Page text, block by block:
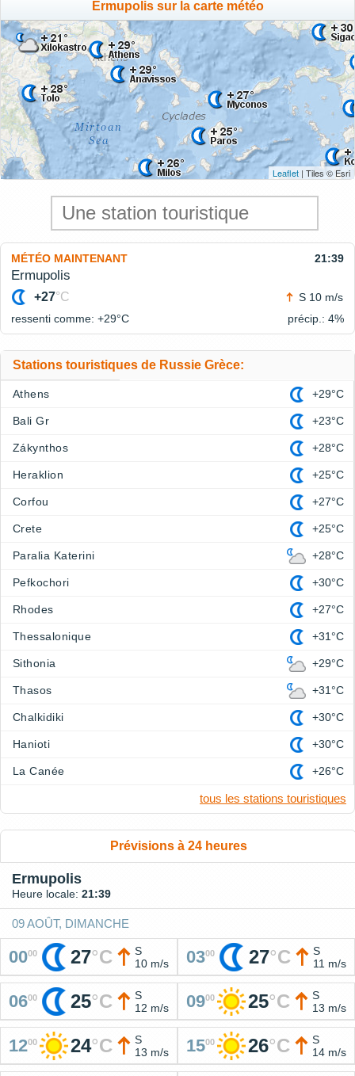
Ermupolis sur la carte météo
Leaflet | Tiles © Esri
MÉTÉO MAINTENANT 21:39
Ermupolis
+27°C
S 10 m/s
ressenti comme: +29°C précip.: 4%
Stations touristiques de Russie Grèce:
Athens +29°C
Bali Gr +23°C
Zákynthos +28°C
Heraklion +25°C
Corfou +27°C
Crete +25°C
Paralia Katerini +28°C
Pefkochori +30°C
Rhodes +27°C
Thessalonique +31°C
Sithonia +29°C
Thasos +31°C
Chalkidiki +30°C
Hanioti +30°C
La Canée +26°C
tous les stations touristiques
Prévisions à 24 heures
Ermupolis
Heure locale: 21:39
09 AOÛT, DIMANCHE
0000 27°C
S
10 m/s
0300 27°C
S
11 m/s
0600 25°C
S
12 m/s
0900 25°C
S
13 m/s
1200 24°C
S
13 m/s
1500 26°C
S
14 m/s